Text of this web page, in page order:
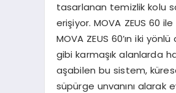
tasarlanan temizlik kolu
erişiyor. MOVA ZEUS 60
MOVA ZEUS 60’ın iki
gibi karmaşık alanlarda
aşabilen bu sistem,
süpürge unvanını alarak